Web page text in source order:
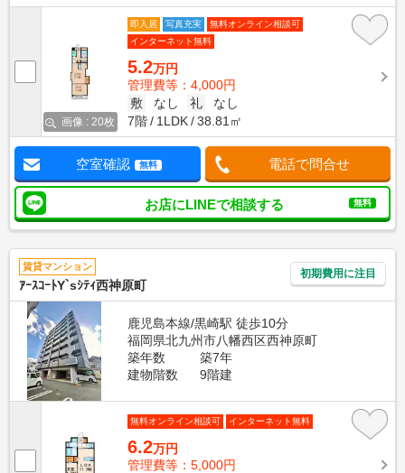
画像 : 20枚
即入居 写真充実
無料オンライン相談可
インターネット無料
5.2万円
管理費等：4,000円
敷
なし 礼
なし
7階
1LDK 38.81㎡
空室確認 無料 電話で問合せ
お店にLINEで相談する 無料
賃貸マンション
ｱｰｽｺｰﾄY`sｼﾃｨ西神原町
初期費用に注目
鹿児島本線/黒崎駅 徒歩10分
福岡県北九州市八幡西区西神原町
築年数
築7年
建物階数
9階建
無料オンライン相談可 インターネット無料
6.2万円
管理費等：5,000円